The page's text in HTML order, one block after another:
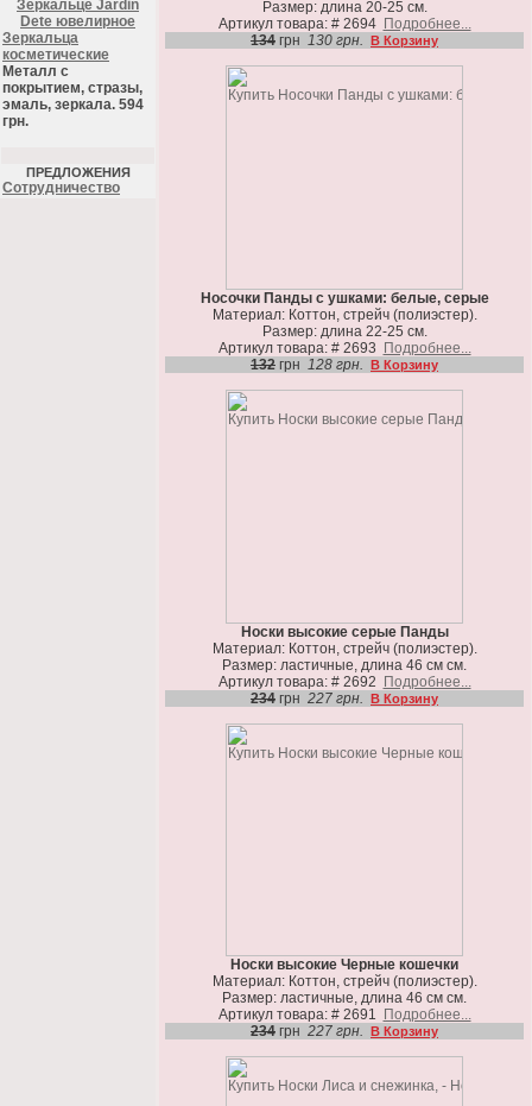
Зеркальце Jardin
Dete ювелирное
Зеркальца
косметические
Металл с
покрытием, стразы,
эмаль, зеркала. 594
грн.
ПРЕДЛОЖЕНИЯ
Cотрудничество
Размер: длина 20-25 см.
Артикул товара: # 2694 Подробнее...
134 грн 130 грн. В Корзину
Носочки Панды с ушками: белые, серые
Материал: Коттон, стрейч (полиэстер).
Размер: длина 22-25 см.
Артикул товара: # 2693
Подробнее...
132 грн 128 грн. В Корзину
Носки высокие серые Панды
Материал: Коттон, стрейч (полиэстер).
Размер: ластичные, длина 46 см см.
Артикул товара: # 2692
Подробнее...
234 грн 227 грн. В Корзину
Носки высокие Черные кошечки
Материал: Коттон, стрейч (полиэстер).
Размер: ластичные, длина 46 см см.
Артикул товара: # 2691
Подробнее...
234 грн 227 грн. В Корзину